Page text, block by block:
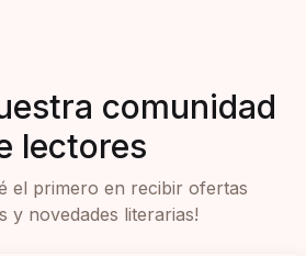
comunidad
lectores
el primero en recibir ofertas
y novedades literarias!